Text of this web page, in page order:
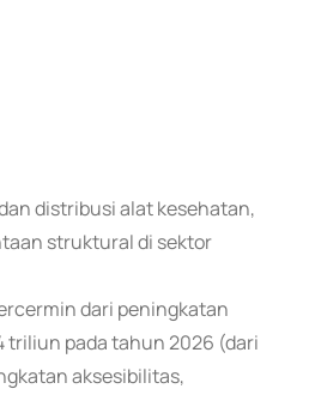
distribusi alat kesehatan,
struktural di sektor
dari peningkatan
triliun pada tahun 2026 (dari
aksesibilitas,